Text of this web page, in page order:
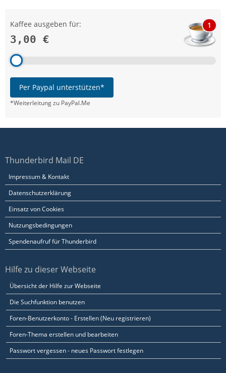
Kaffee ausgeben für:
3,00 €
1
Per Paypal unterstützen*
*Weiterleitung zu PayPal.Me
Thunderbird Mail DE
Impressum & Kontakt
Datenschutzerklärung
Einsatz von Cookies
Nutzungsbedingungen
Spendenaufruf für Thunderbird
Hilfe zu dieser Webseite
Übersicht der Hilfe zur Webseite
Die Suchfunktion benutzen
Foren-Benutzerkonto - Erstellen (Neu registrieren)
Foren-Thema erstellen und bearbeiten
Passwort vergessen - neues Passwort festlegen